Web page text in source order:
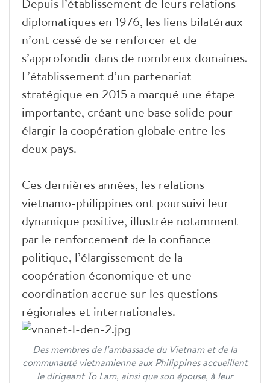
diplomatiques en 1976, les liens bilatéraux
n’ont cessé de se renforcer et de
s’approfondir dans de nombreux domaines.
L’établissement d’un partenariat
stratégique en 2015 a marqué une étape
importante, créant une base solide pour
élargir la coopération globale entre les
deux pays.
Ces dernières années, les relations
vietnamo-philippines ont poursuivi leur
dynamique positive, illustrée notamment
par le renforcement de la confiance
politique, l’élargissement de la
coopération économique et une
coordination accrue sur les questions
régionales et internationales.
Des membres de l’ambassade du Vietnam et de la
communauté vietnamienne aux Philippines accueillent
le dirigeant To Lam, ainsi que son épouse, à leur